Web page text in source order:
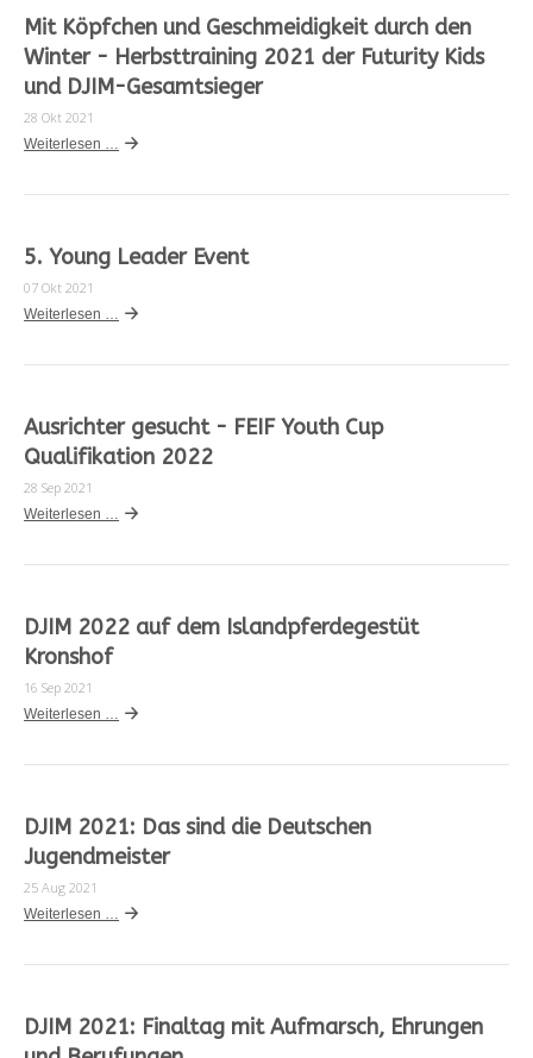
Mit Köpfchen und Geschmeidigkeit durch den
Winter - Herbsttraining 2021 der Futurity Kids
und DJIM-Gesamtsieger
28 Okt 2021
Weiterlesen …
5. Young Leader Event
07 Okt 2021
Weiterlesen …
Ausrichter gesucht - FEIF Youth Cup
Qualifikation 2022
28 Sep 2021
Weiterlesen …
DJIM 2022 auf dem Islandpferdegestüt
Kronshof
16 Sep 2021
Weiterlesen …
DJIM 2021: Das sind die Deutschen
Jugendmeister
25 Aug 2021
Weiterlesen …
DJIM 2021: Finaltag mit Aufmarsch, Ehrungen